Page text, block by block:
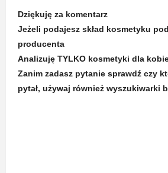
Dziękuję za komentarz
Jeżeli podajesz skład kosmetyku
producenta
Analizuję TYLKO kosmetyki dla
Zanim zadasz pytanie sprawdź czy
pytał, używaj również wyszukiwarki